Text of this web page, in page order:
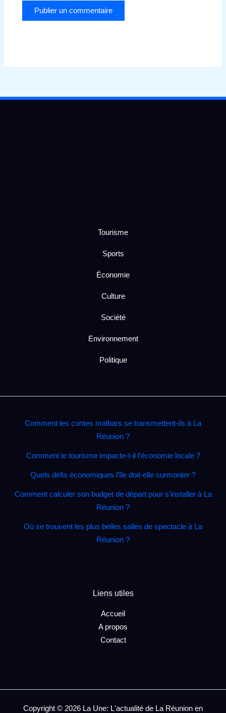
Tourisme
Sports
Économie
Culture
Société
Environnement
Politique
Comment les contes malbars se transmettent‑ils à La
Réunion ?
Comment le tourisme impacte‑t‑il l’économie locale ?
Quels défis économiques l’île doit‑elle surmonter ?
Comment calculer son budget de départ pour s’installer à La
Réunion ?
Où se trouvent les plus belles salles de spectacle à La
Réunion ?
Liens utiles
Accueil
A propos
Contact
Copyright © 2026 La Une: L'actualité de La Réunion en